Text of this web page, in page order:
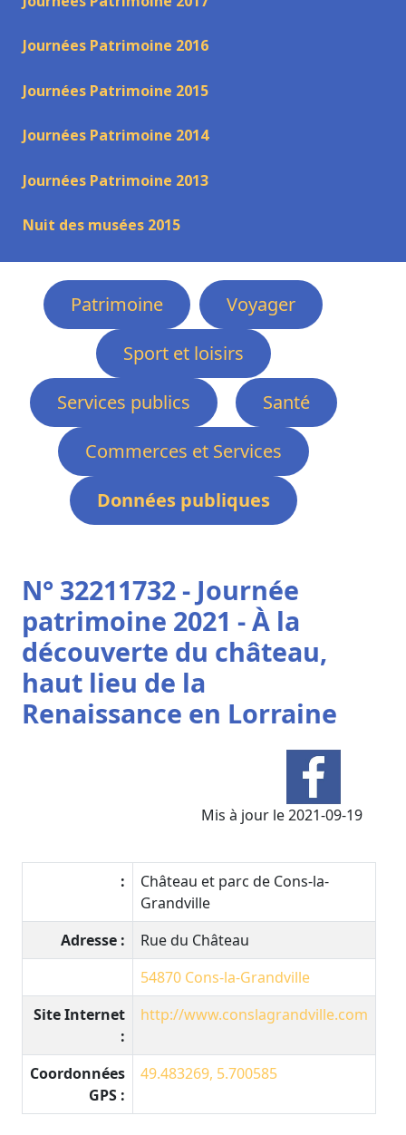
Journées Patrimoine 2016
Journées Patrimoine 2015
Journées Patrimoine 2014
Journées Patrimoine 2013
Nuit des musées 2015
Patrimoine
Voyager
Sport et loisirs
Services publics
Santé
Commerces et Services
Données publiques
N° 32211732 - Journée
patrimoine 2021 - À la
découverte du château,
haut lieu de la
Renaissance en Lorraine
Mis à jour le 2021-09-19
:
Château et parc de Cons-la-
Grandville
Adresse :
Rue du Château
54870 Cons-la-Grandville
Site Internet
:
http://www.conslagrandville.com
Coordonnées
GPS :
49.483269, 5.700585